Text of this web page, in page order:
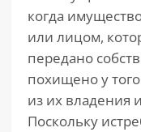
когда
или лицом,
передано
похищено у
из их владения
Поскольку